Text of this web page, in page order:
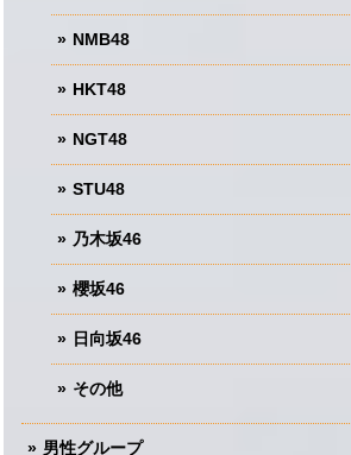
NMB48
HKT48
NGT48
STU48
乃木坂46
櫻坂46
日向坂46
その他
男性グループ